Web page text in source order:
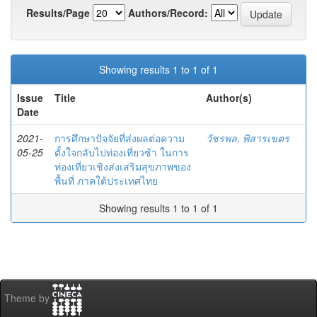
Results/Page
Authors/Record:
Showing results 1 to 1 of 1
Issue
Date
Title Author(s)
2021-
05-25
การศึกษาปัจจัยที่ส่งผลต่อความ
ตั้งใจกลับไปท่องเที่ยวซ้า ในการ
ท่องเที่ยวเชิงส่งเสริมสุขภาพของ
พื้นที่ ภาคใต้ประเทศไทย
วัชรพล, พิสารเขตร
Showing results 1 to 1 of 1
Theme by